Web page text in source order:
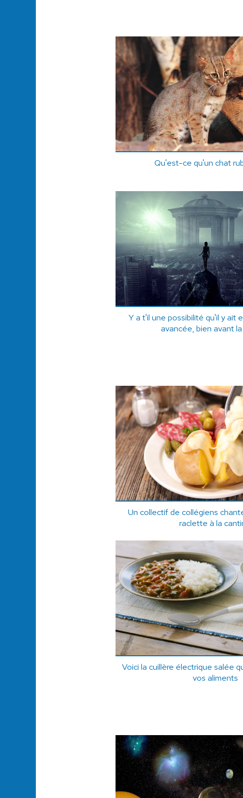
Qu'est-ce qu'un chat
Y a t'il une possibilité qu'il y ait
avancée, bien avant
Un collectif de collégiens
raclette à la
Voici la cuillère électrique salée
vos aliments